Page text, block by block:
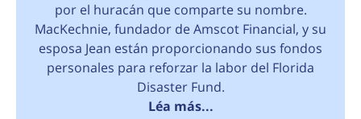
por el huracán que comparte su nombre.
MacKechnie, fundador de Amscot Financial, y su
esposa Jean están proporcionando sus fondos
personales para reforzar la labor del Florida
Disaster Fund.
Léa más...